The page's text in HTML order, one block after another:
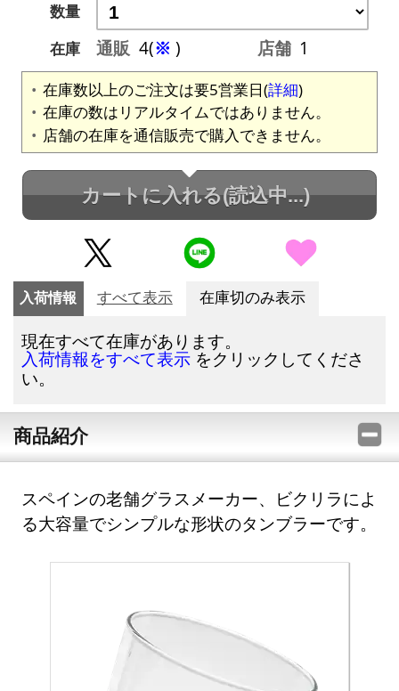
数量
在庫
通販 4(※ ) 店舗 1
在庫数以上のご注文は要5営業日(詳細)
在庫の数はリアルタイムではありません。
店舗の在庫を通信販売で購入できません。
カートに入れる(読込中...)
入荷情報 すべて表示 在庫切のみ表示
現在すべて在庫があります。
入荷情報をすべて表示 をクリックしてくださ
い。
商品紹介
スペインの老舗グラスメーカー、ビクリラによ
る大容量でシンプルな形状のタンブラーです。